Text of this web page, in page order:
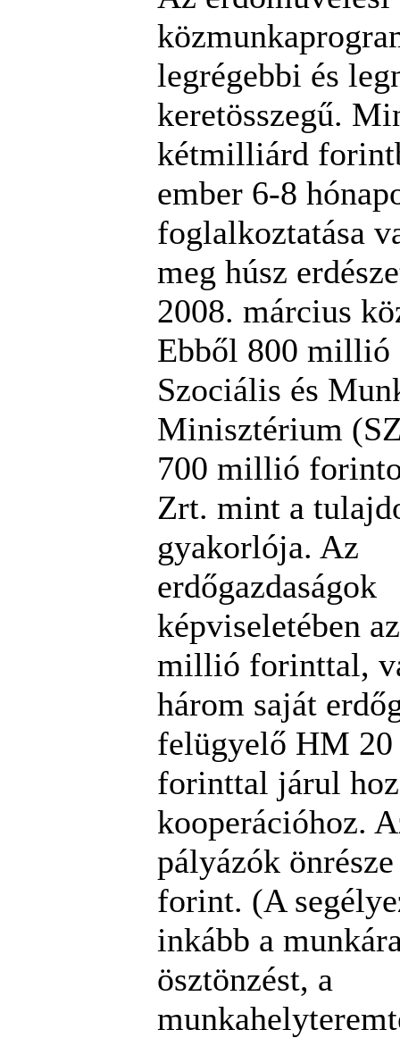
legrégebbi és
keretösszegű.
kétmilliárd
ember 6-8
foglalkoztatása
meg húsz
2008. március
Ebből 800 millió
Szociális és
Minisztérium
700 millió
Zrt. mint a
gyakorlója. Az
erdőgazdaságok
képviseletében
millió forinttal,
három saját
felügyelő HM
forinttal járul
kooperációhoz.
pályázók
forint. (A
inkább a
ösztönzést, a